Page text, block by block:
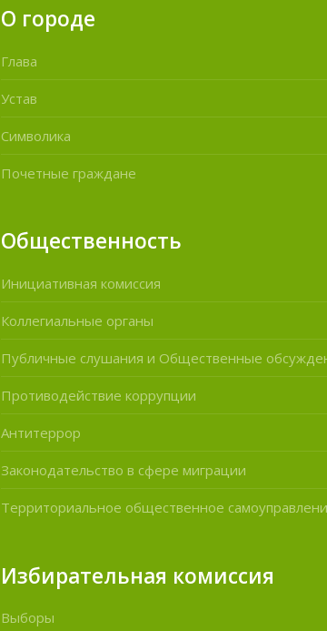
О городе
Глава
Устав
Символика
Почетные граждане
Общественность
Инициативная комиссия
Коллегиальные органы
Публичные слушания и Общественные
Противодействие коррупции
Антитеррор
Законодательство в сфере миграции
Территориальное общественное
Избирательная комиссия
Выборы